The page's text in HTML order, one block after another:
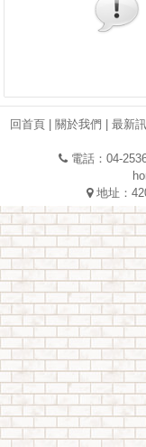
回首頁 關於我們 最新
電話：04-
地址：